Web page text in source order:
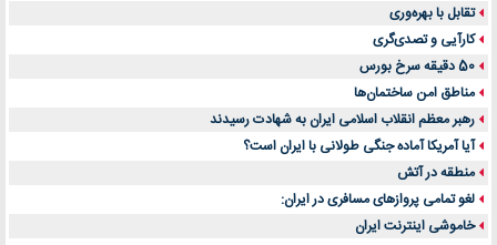
تقابل با بهره‌وری
کارآیی و تصدی‌گری
50 دقیقه سرخ بورس
مناطق امن ساختمان‌ها
رهبر معظم انقلاب اسلامی ایران به شهادت رسیدند
آیا آمریکا آماده جنگی طولانی با ایران است؟
منطقه در آتش
لغو تمامی پروازهای مسافری در ایران:
خاموشی اینترنت ایران